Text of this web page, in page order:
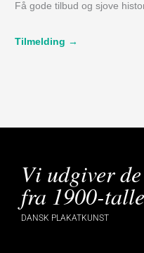
Få gode tilbud og sjove
Tilmelding →
Vi udgiver
fra 1900-
DANSK PLAKATKUNST